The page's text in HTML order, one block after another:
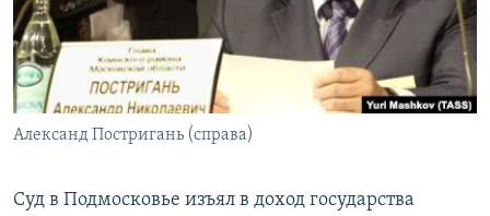
СОЦИАЛЬНЫЕ СЕТИ
Александ Постригань (справа)
Суд в Подмосковье изъял в доход государства